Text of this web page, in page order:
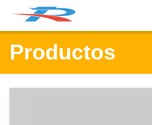
Productos